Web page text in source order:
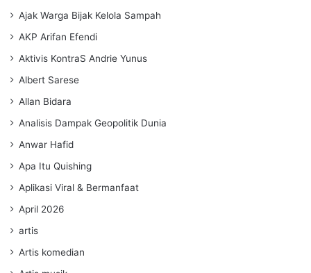
Ajak Warga Bijak Kelola Sampah
AKP Arifan Efendi
Aktivis KontraS Andrie Yunus
Albert Sarese
Allan Bidara
Analisis Dampak Geopolitik Dunia
Anwar Hafid
Apa Itu Quishing
Aplikasi Viral & Bermanfaat
April 2026
artis
Artis komedian